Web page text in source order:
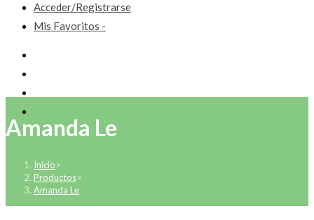
Acceder/Registrarse
Mis Favoritos -
Amanda Le
Inicio>
Productos>
Amanda Le